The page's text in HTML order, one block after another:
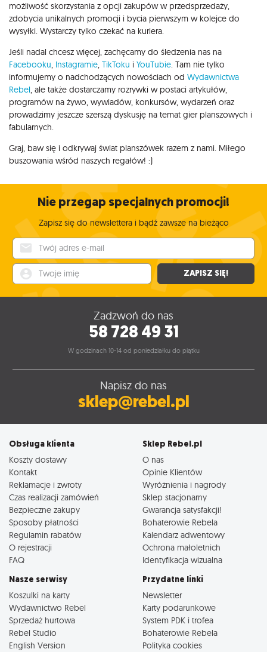
możliwość skorzystania z opcji zakupów w przedsprzedaży,
zdobycia unikalnych promocji i bycia pierwszym w kolejce do
wysyłki. Wystarczy tylko czekać na kuriera.
Jeśli nadal chcesz więcej, zachęcamy do śledzenia nas na
Facebooku, Instagramie, TikToku i YouTubie. Tam nie tylko
informujemy o nadchodzących nowościach od Wydawnictwa
Rebel, ale także dostarczamy rozrywki w postaci artykułów,
programów na żywo, wywiadów, konkursów, wydarzeń oraz
prowadzimy jeszcze szerszą dyskusję na temat gier planszowych i
fabularnych.
Graj, baw się i odkrywaj świat planszówek razem z nami. Miłego
buszowania wśród naszych regałów! :)
Nie przegap specjalnych promocji!
Zapisz się do newslettera i bądź zawsze na bieżąco
ZAPISZ SIĘ!
Zadzwoń do nas
58 728 49 31
W godzinach 10-14 od poniedziałku do piątku
Napisz do nas
sklep@rebel.pl
Obsługa klienta
Koszty dostawy
Kontakt
Reklamacje i zwroty
Czas realizacji zamówień
Bezpieczne zakupy
Sposoby płatności
Regulamin rabatów
O rejestracji
FAQ
Sklep Rebel.pl
O nas
Opinie Klientów
Wyróżnienia i nagrody
Sklep stacjonarny
Gwarancja satysfakcji!
Bohaterowie Rebela
Kalendarz adwentowy
Ochrona małoletnich
Identyfikacja wizualna
Nasze serwisy
Koszulki na karty
Wydawnictwo Rebel
Sprzedaż hurtowa
Rebel Studio
English Version
Przydatne linki
Newsletter
Karty podarunkowe
System PDK i trofea
Bohaterowie Rebela
Polityka cookies